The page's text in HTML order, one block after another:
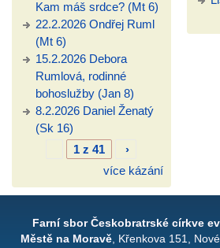
Kam máš srdce? (Mt 6)
22.2.2026 Ondřej Ruml
(Mt 6)
15.2.2026 Debora
Rumlová, rodinné
bohoslužby (Jan 8)
8.2.2026 Daniel Ženatý
(Sk 16)
1 z 41
›
více kázání
Farní sbor Českobratrské církve
Městě na Moravě , Křenkova 151,